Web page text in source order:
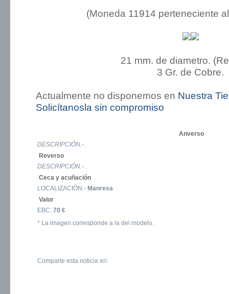
(Moneda 11914 perteneciente
21 mm. de diametro.
3 Gr. de Cobre.
Actualmente no disponemos en Nuestra
Solicítanosla sin compromiso
Anverso
DESCRIPCIÓN.- .
Reverso
DESCRIPCIÓN.- .
Ceca y acuñación
LOCALIZACIÓN.- Manresa
Valor
EBC: 70 €
* La imagen corresponde a la del modelo.
Comparte esta noticia en: